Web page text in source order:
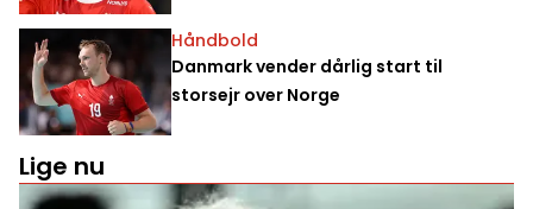
Håndbold
Danmark vender dårlig start til
storsejr over Norge
Lige nu